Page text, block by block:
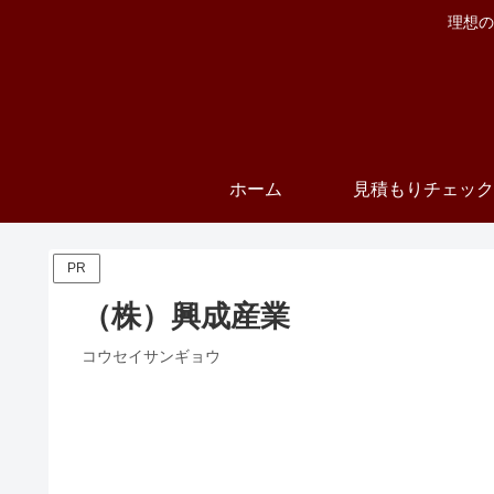
理想
ホーム 見積もりチェッ
PR
（株）興成産業
コウセイサンギョウ